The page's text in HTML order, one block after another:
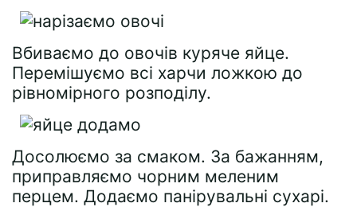
Вбиваємо до овочів куряче яйце.
Перемішуємо всі харчи ложкою до
рівномірного розподілу.
Досолюємо за смаком. За бажанням,
приправляємо чорним меленим
перцем. Додаємо панірувальні сухарі.